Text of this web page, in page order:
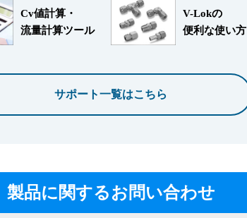
Cv値計算・
流量計算ツール
V-Lokの
便利な使い方
サポート一覧はこちら
製品に関するお問い合わせ